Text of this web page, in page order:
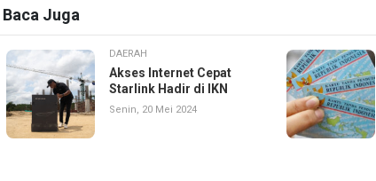
Baca Juga
DAERAH
Akses Internet Cepat
Starlink Hadir di IKN
Senin, 20 Mei 2024